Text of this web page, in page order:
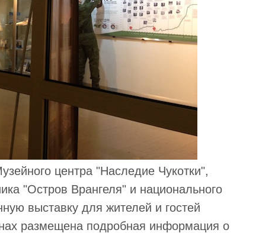
центра "Наследие Чукотки",
"Остров Врангеля" и национального
выставку для жителей и гостей
размещена подробная информация о